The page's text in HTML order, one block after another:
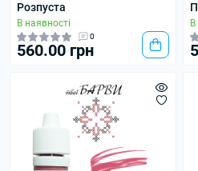
Розпуста
В наявності
0
560.00 грн